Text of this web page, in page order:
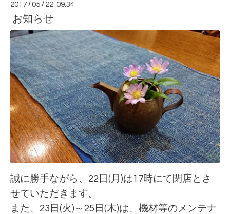
2017 /05 / 22 09:34
お知らせ
誠に勝手ながら、22日(月)は17時にて閉店とさ
せていただきます。
また、23日(火)～25日(木)は、機材等のメンテナ